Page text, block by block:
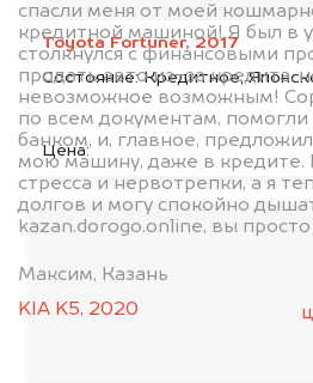
Toyota Fortuner, 2017
Состояние:Кредитное,
Цена:
спасли меня от моей
кредитной машиной! Я был в
столкнулся с финансовыми
продать авто из-за кредита,
невозможное возможным!
по всем документам,
банком, и, главное,
мою машину, даже в кредите.
стресса и нервотрепки, а я
долгов и могу спокойно
kazan.dorogo.online, вы
Максим, Казань
KIA K5, 2020